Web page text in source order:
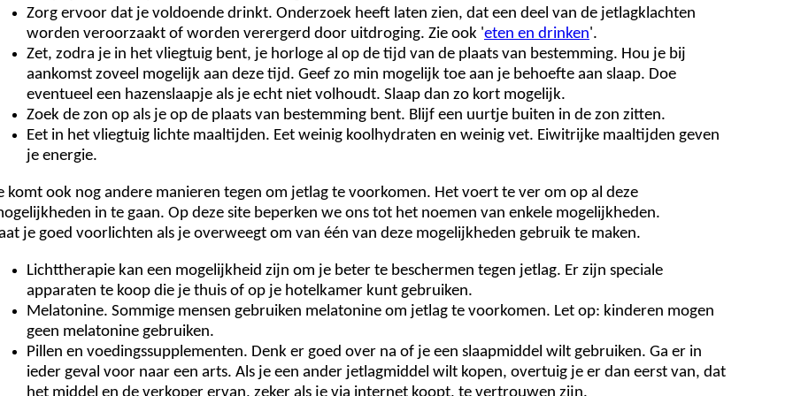
Zorg ervoor dat je voldoende drinkt. Onderzoek heeft laten zien, dat een deel van de jetlagklachten
worden veroorzaakt of worden verergerd door uitdroging. Zie ook 'eten en drinken'.
Zet, zodra je in het vliegtuig bent, je horloge al op de tijd van de plaats van bestemming. Hou je bij
aankomst zoveel mogelijk aan deze tijd. Geef zo min mogelijk toe aan je behoefte aan slaap. Doe
eventueel een hazenslaapje als je echt niet volhoudt. Slaap dan zo kort mogelijk.
Zoek de zon op als je op de plaats van bestemming bent. Blijf een uurtje buiten in de zon zitten.
Eet in het vliegtuig lichte maaltijden. Eet weinig koolhydraten en weinig vet. Eiwitrijke maaltijden geven
je energie.
komt ook nog andere manieren tegen om jetlag te voorkomen. Het voert te ver om op al deze
in te gaan. Op deze site beperken we ons tot het noemen van enkele mogelijkheden.
je goed voorlichten als je overweegt om van één van deze mogelijkheden gebruik te maken.
Lichttherapie kan een mogelijkheid zijn om je beter te beschermen tegen jetlag. Er zijn speciale
apparaten te koop die je thuis of op je hotelkamer kunt gebruiken.
Melatonine. Sommige mensen gebruiken melatonine om jetlag te voorkomen. Let op: kinderen mogen
geen melatonine gebruiken.
Pillen en voedingssupplementen. Denk er goed over na of je een slaapmiddel wilt gebruiken. Ga er in
ieder geval voor naar een arts. Als je een ander jetlagmiddel wilt kopen, overtuig je er dan eerst van, dat